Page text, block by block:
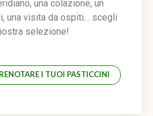
una colazione, un
una visita da ospiti… scegli
selezione!
I TUOI PASTICCINI